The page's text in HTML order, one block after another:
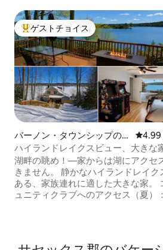
大好評のゲストチョイスです。
ゲストチョイス
バーノン・タウンシップの一
軒家
レビ
4.99
ハイランドレイクスビュー、大きな
家族で楽しめる、バーノン
湖畔の眺め！—家からは湖にアクセ
きません。 静かなハイランドレイク
ある、家族連れに適した大きな家。 コミ
ュニティクラブへのアクセス（夏）